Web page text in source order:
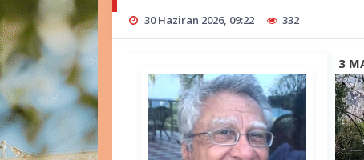
30 Haziran 2026, 09:22 332
3